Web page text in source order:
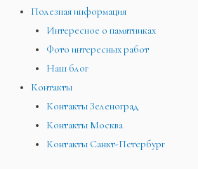
Полезная информация
Интересное о памятниках
Фото интересных работ
Наш блог
Контакты
Контакты Зеленоград
Контакты Москва
Контакты Санкт-Петербург